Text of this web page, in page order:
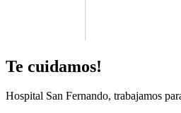
Te cuidamos!
Hospital San Fernando, trabajamos